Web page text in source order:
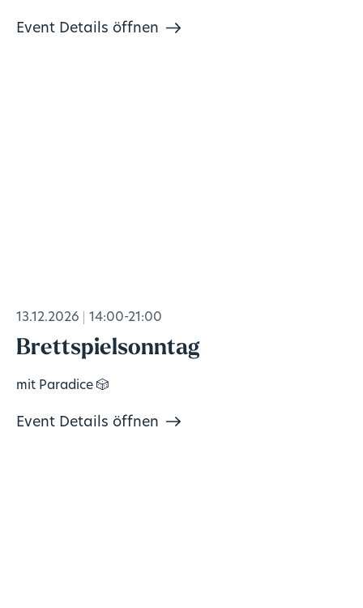
Event Details öffnen
13.12.2026 14:00-21:00
Brettspielsonntag
mit Paradice 🎲
Event Details öffnen